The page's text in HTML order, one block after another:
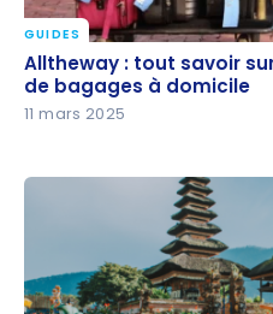
Alltheway : tout savoir
bagages à domicile
GUIDES
Alltheway : tout savoir
de bagages à domicile
11 mars 2025